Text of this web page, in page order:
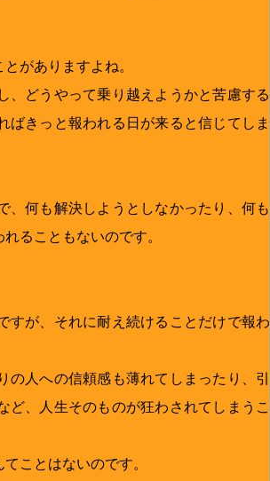
がありますよね。
、どうやって乗り越えようかと苦慮する
ばきっと報われる日が来ると信じてしま
、何も解決しようとしなかったり、何も
ることもないのです。
すが、それに耐え続けることだけで報わ
の人への信頼感も薄れてしまったり、引
ど、人生そのものが狂わされてしまうこ
ことはないのです。